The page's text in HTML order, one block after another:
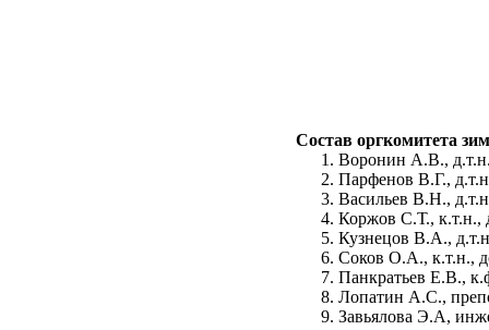
Состав оргкомитета
Воронин А.В.,
Парфенов В.Г.,
Васильев В.Н.,
Коржов С.Т., к.т.н.,
Кузнецов В.А.,
Соков О.А., к.т.н.,
Панкратьев Е.В.,
Лопатин А.С.,
Завьялова Э.А,